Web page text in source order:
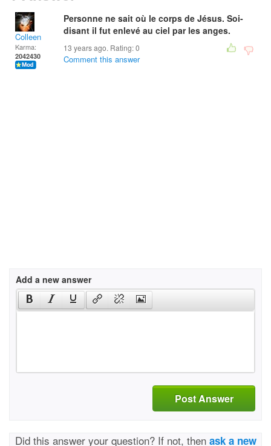
Colleen
Karma:
2042430
Personne ne sait où le corps de Jésus. Soi-
disant il fut enlevé au ciel par les anges.
13 years ago. Rating:0
Comment this answer
Add a new answer
Post Answer
Did this answer your question? If not, then ask a new